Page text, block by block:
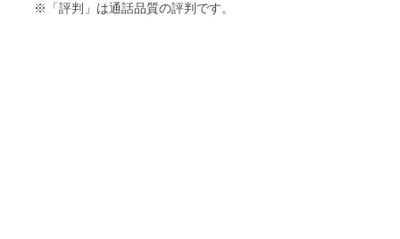
※「評判」は通話品質の評判です。